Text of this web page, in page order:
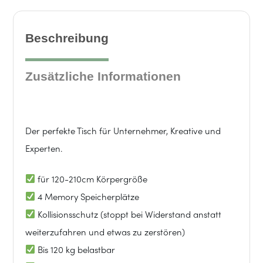
140x80cm
Schwarz
Schwarz
Menge
Beschreibung
Zusätzliche Informationen
Der perfekte Tisch für Unternehmer, Kreative und
Experten.
für 120-210cm Körpergröße
4 Memory Speicherplätze
Kollisionsschutz (stoppt bei Widerstand anstatt
weiterzufahren und etwas zu zerstören)
Bis 120 kg belastbar